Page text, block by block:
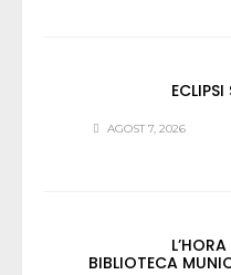
ECLIPSI
AGOST 7, 2026
BIBLIOTECA